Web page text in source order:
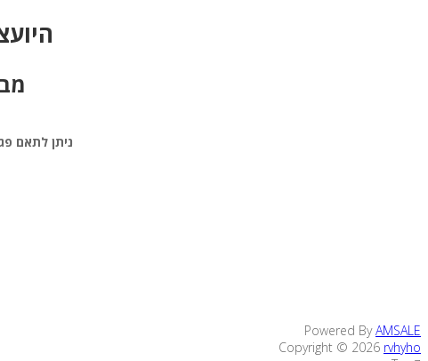
ניתן לתאם פגישת
Powered ByAMSALE
Copyright © 2026 rvhyho